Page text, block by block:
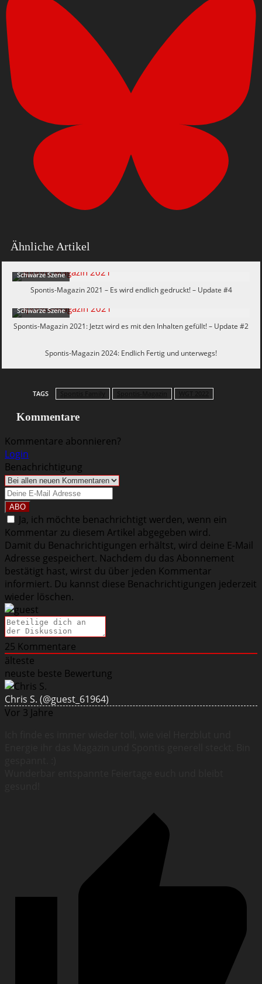
Ähnliche Artikel
Schwarze Szene
Spontis-Magazin 2021 – Es wird endlich gedruckt! – Update #4
Schwarze Szene
Spontis-Magazin 2021: Jetzt wird es mit den Inhalten gefüllt! – Update #2
Spontis-Magazin 2024: Endlich Fertig und unterwegs!
TAGS
Kommentare
Kommentare abonnieren?
Login
Benachrichtigung
Ja, ich möchte benachrichtigt werden, wenn ein
Kommentar zu diesem Artikel abgegeben wird.
Damit du Benachrichtigungen erhältst, wird deine E-Mail
Adresse gespeichert. Nachdem du das Abonnement
bestätigt hast, wirst du über jeden Kommentar
informiert. Du kannst diese Benachrichtigungen jederzeit
wieder löschen.
25 Kommentare
älteste
neuste beste Bewertung
Chris S. (@guest_61964)
Vor 3 Jahre